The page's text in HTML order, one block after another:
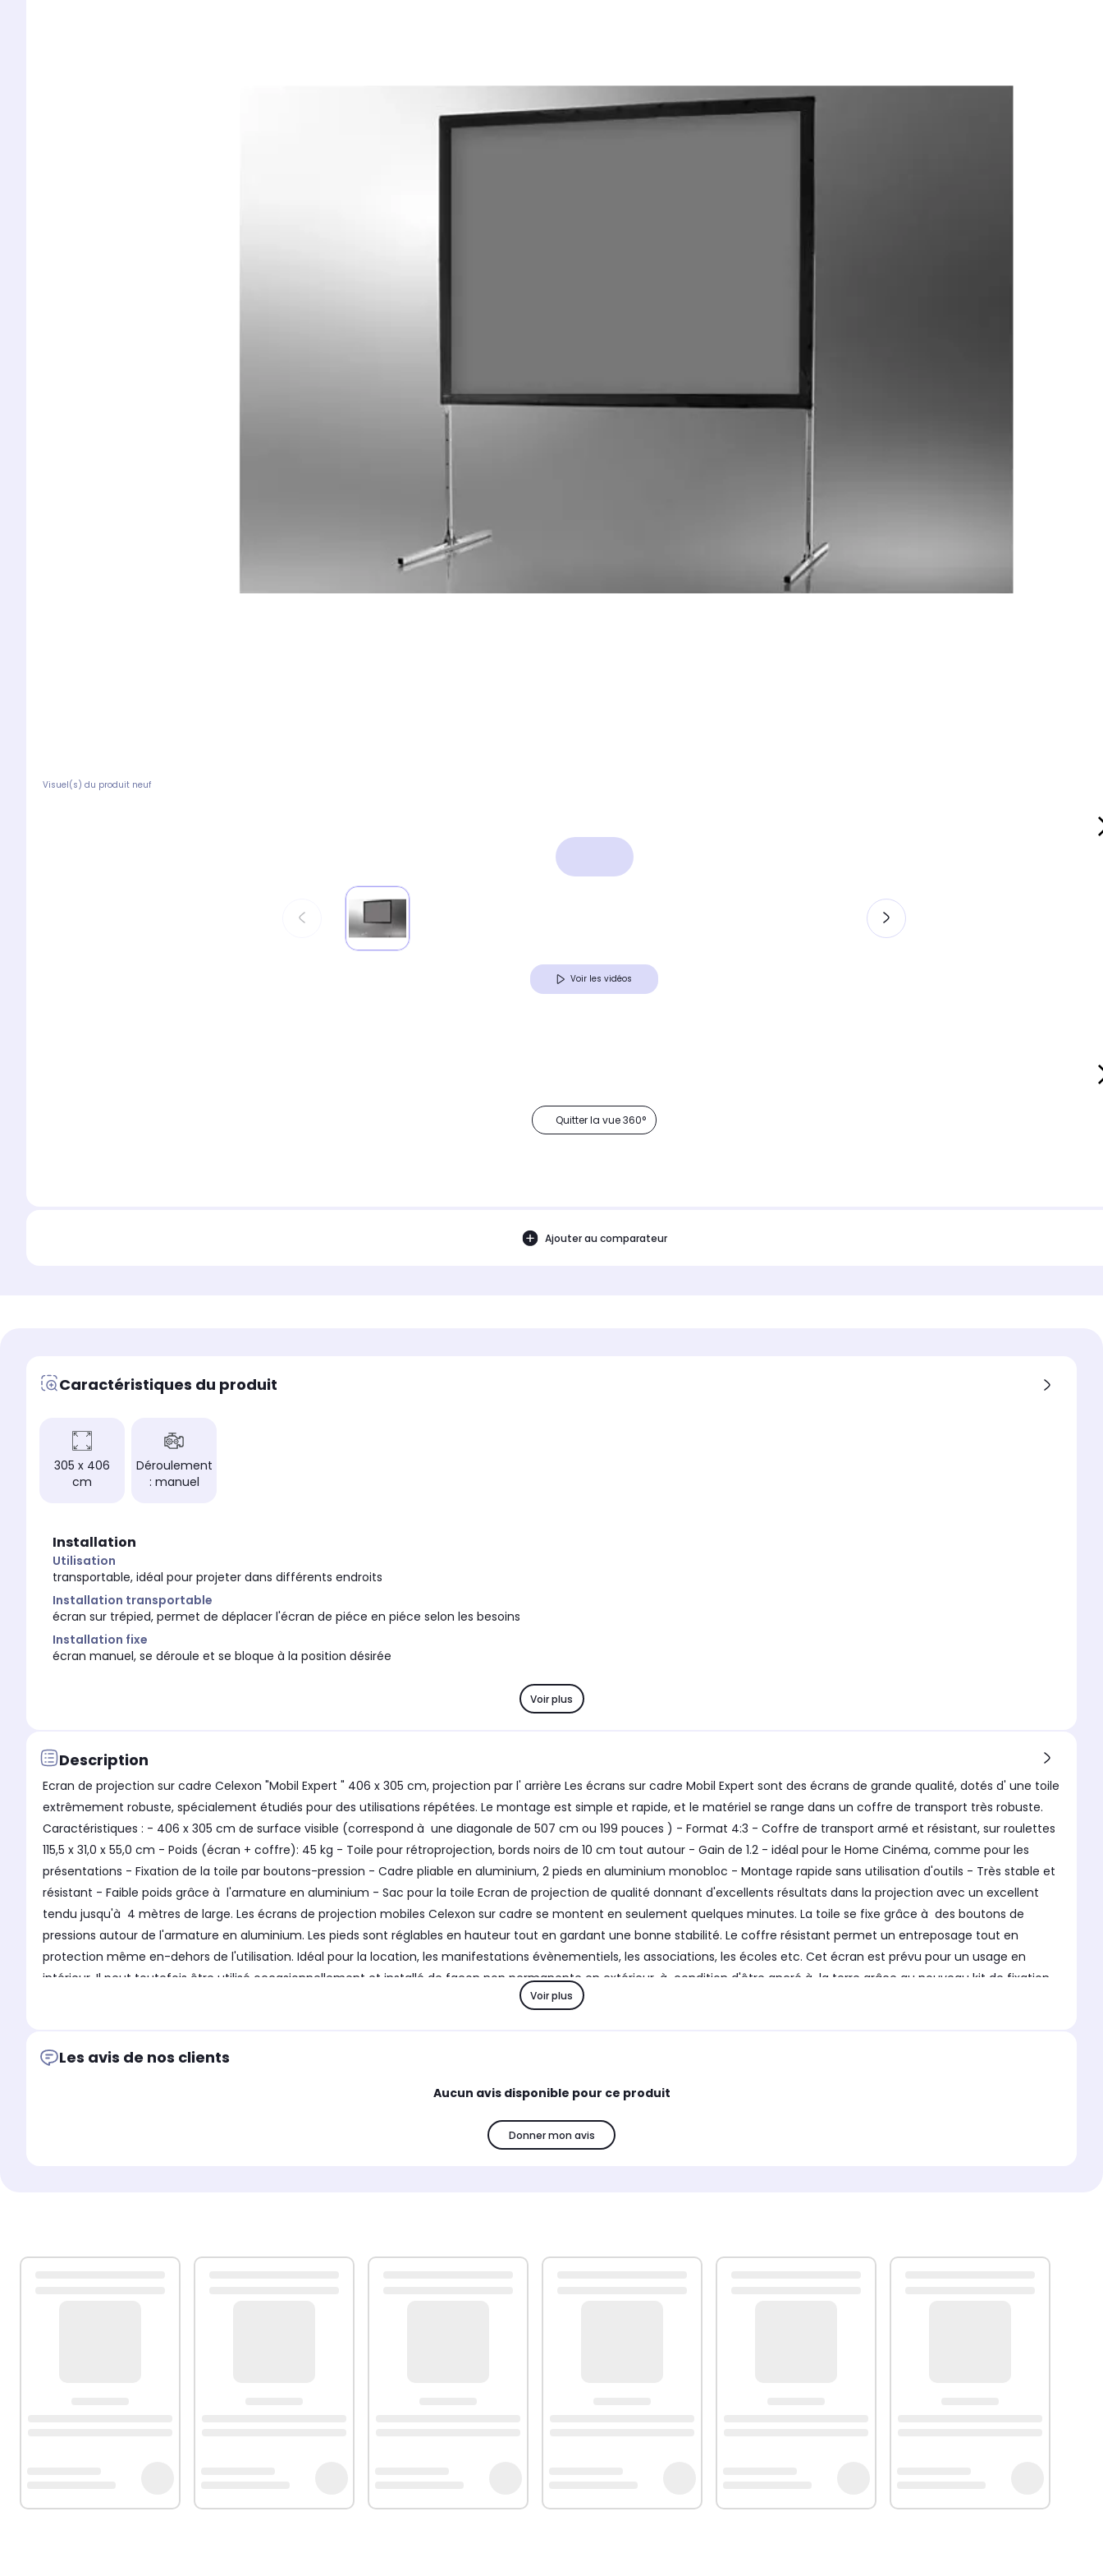
Visuel(s) du produit neuf
Voir les vidéos
Quitter la vue 360°
Ajouter au comparateur
Caractéristiques du produit
305 x 406
cm
Déroulement
: manuel
Installation
Utilisation
transportable, idéal pour projeter dans différents endroits
Installation transportable
écran sur trépied, permet de déplacer l'écran de piéce en piéce selon les besoins
Installation fixe
écran manuel, se déroule et se bloque à la position désirée
Voir plus
Description
Ecran de projection sur cadre Celexon "Mobil Expert " 406 x 305 cm, projection par l' arrière Les écrans sur cadre Mobil Expert sont des écrans de grande qualité, dotés d' une toile
extrêmement robuste, spécialement étudiés pour des utilisations répétées. Le montage est simple et rapide, et le matériel se range dans un coffre de transport très robuste.
Caractéristiques : - 406 x 305 cm de surface visible (correspond à une diagonale de 507 cm ou 199 pouces ) - Format 4:3 - Coffre de transport armé et résistant, sur roulettes
115,5 x 31,0 x 55,0 cm - Poids (écran + coffre): 45 kg - Toile pour rétroprojection, bords noirs de 10 cm tout autour - Gain de 1.2 - idéal pour le Home Cinéma, comme pour les
présentations - Fixation de la toile par boutons-pression - Cadre pliable en aluminium, 2 pieds en aluminium monobloc - Montage rapide sans utilisation d'outils - Très stable et
résistant - Faible poids grâce à l'armature en aluminium - Sac pour la toile Ecran de projection de qualité donnant d'excellents résultats dans la projection avec un excellent
tendu jusqu'à 4 mètres de large. Les écrans de projection mobiles Celexon sur cadre se montent en seulement quelques minutes. La toile se fixe grâce à des boutons de
pressions autour de l'armature en aluminium. Les pieds sont réglables en hauteur tout en gardant une bonne stabilité. Le coffre résistant permet un entreposage tout en
protection même en-dehors de l'utilisation. Idéal pour la location, les manifestations évènementiels, les associations, les écoles etc. Cet écran est prévu pour un usage en
intérieur. Il peut toutefois être utilisé occasionnellement et installé de façon non permanente en extérieur, à condition d'être ancré à la terre grâce au nouveau kit de fixation
au sol pour Mobile Expert, disponible en option, et que le vent soit extrêmement modéré (vitesse inférieure à 5 km/h). En effet, si le vent est plus violent, l' écran peut faire
Voir plus
Les avis de nos clients
Aucun avis disponible pour ce produit
Donner mon avis